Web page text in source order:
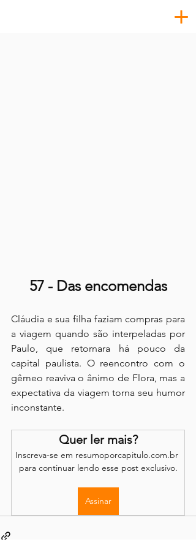
57 - Das encomendas
Cláudia e sua filha faziam compras para
a viagem quando são interpeladas por
Paulo, que retornara há pouco da
capital paulista. O reencontro com o
gêmeo reaviva o ânimo de Flora, mas a
expectativa da viagem torna seu humor
inconstante.
Quer ler mais?
Inscreva-se em resumoporcapitulo.com.br
para continuar lendo esse post exclusivo.
Assinar